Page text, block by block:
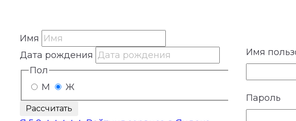
Имя
Дата рождения
Пол
М
Ж
Рассчитать
Имя
Пароль